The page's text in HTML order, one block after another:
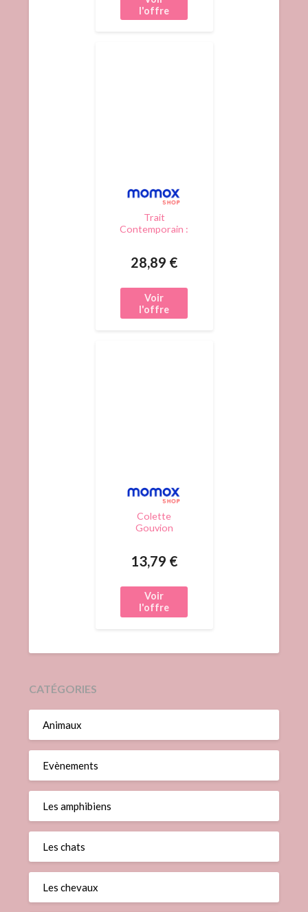
Trait
Contemporain :
28,89 €
Colette
Gouvion
13,79 €
CATÉGORIES
Animaux
Evènements
Les amphibiens
Les chats
Les chevaux